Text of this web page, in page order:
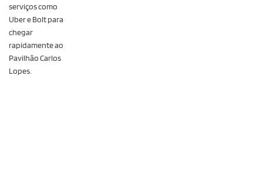
serviços como
Uber e Bolt para
chegar
rapidamente ao
Pavilhão Carlos
Lopes.